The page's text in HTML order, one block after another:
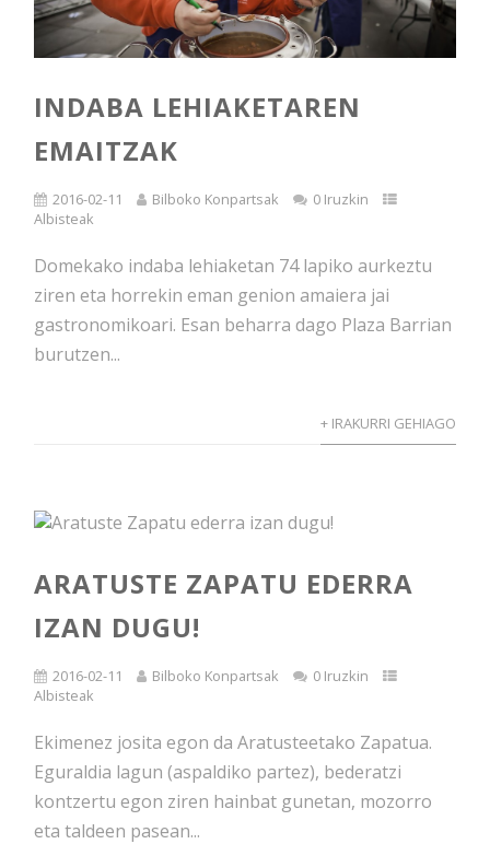
INDABA LEHIAKETAREN
EMAITZAK
2016-02-11 Bilboko Konpartsak
0 Iruzkin
Albisteak
Domekako indaba lehiaketan 74 lapiko aurkeztu
ziren eta horrekin eman genion amaiera jai
gastronomikoari. Esan beharra dago Plaza Barrian
burutzen...
+ IRAKURRI GEHIAGO
ARATUSTE ZAPATU EDERRA
IZAN DUGU!
2016-02-11 Bilboko Konpartsak
0 Iruzkin
Albisteak
Ekimenez josita egon da Aratusteetako Zapatua.
Eguraldia lagun (aspaldiko partez), bederatzi
kontzertu egon ziren hainbat gunetan, mozorro
eta taldeen pasean...